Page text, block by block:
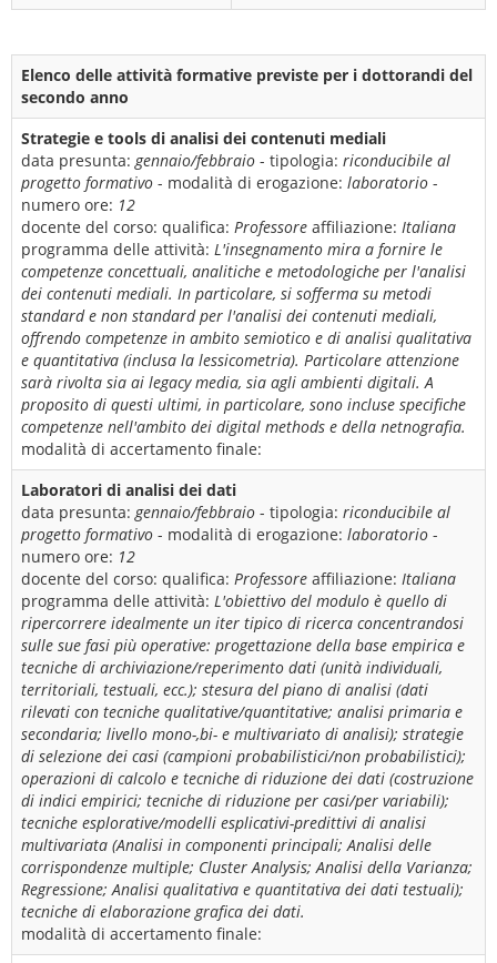
Elenco delle attività formative previste per i dottorandi del
secondo anno
Strategie e tools di analisi dei contenuti mediali
data presunta:gennaio/febbraio - tipologia: riconducibile al
progetto formativo - modalità di erogazione: laboratorio -
numero ore: 12
docente del corso: qualifica: Professore affiliazione: Italiana
programma delle attività: L'insegnamento mira a fornire le
competenze concettuali, analitiche e metodologiche per l'analisi
dei contenuti mediali. In particolare, si sofferma su metodi
standard e non standard per l'analisi dei contenuti mediali,
offrendo competenze in ambito semiotico e di analisi qualitativa
e quantitativa (inclusa la lessicometria). Particolare attenzione
sarà rivolta sia ai legacy media, sia agli ambienti digitali. A
proposito di questi ultimi, in particolare, sono incluse specifiche
competenze nell'ambito dei digital methods e della netnografia.
modalità di accertamento finale:
Laboratori di analisi dei dati
data presunta:gennaio/febbraio - tipologia: riconducibile al
progetto formativo - modalità di erogazione: laboratorio -
numero ore: 12
docente del corso: qualifica: Professore affiliazione: Italiana
programma delle attività: L'obiettivo del modulo è quello di
ripercorrere idealmente un iter tipico di ricerca concentrandosi
sulle sue fasi più operative: progettazione della base empirica e
tecniche di archiviazione/reperimento dati (unità individuali,
territoriali, testuali, ecc.); stesura del piano di analisi (dati
rilevati con tecniche qualitative/quantitative; analisi primaria e
secondaria; livello mono-,bi- e multivariato di analisi); strategie
di selezione dei casi (campioni probabilistici/non probabilistici);
operazioni di calcolo e tecniche di riduzione dei dati (costruzione
di indici empirici; tecniche di riduzione per casi/per variabili);
tecniche esplorative/modelli esplicativi-predittivi di analisi
multivariata (Analisi in componenti principali; Analisi delle
corrispondenze multiple; Cluster Analysis; Analisi della Varianza;
Regressione; Analisi qualitativa e quantitativa dei dati testuali);
tecniche di elaborazione grafica dei dati.
modalità di accertamento finale: